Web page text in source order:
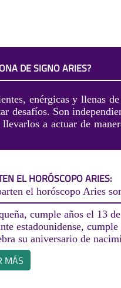
DE SIGNO ARIES?
enérgicas y llenas
desafíos. Son
a actuar de
EL HORÓSCOPO ARIES:
el horóscopo Aries
cumple años el 13
estadounidense,
su aniversario de
MÁS